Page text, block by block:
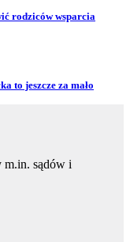
rodziców wsparcia
to jeszcze za mało
m.in. sądów i